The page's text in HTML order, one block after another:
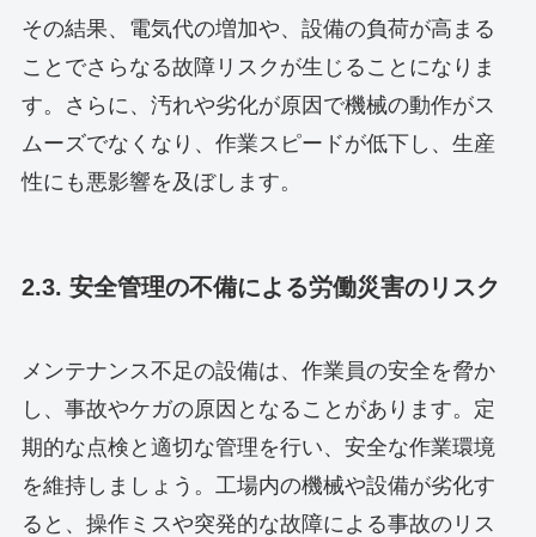
その結果、電気代の増加や、設備の負荷が高まる
ことでさらなる故障リスクが生じることになりま
す。さらに、汚れや劣化が原因で機械の動作がス
ムーズでなくなり、作業スピードが低下し、生産
性にも悪影響を及ぼします。
2.3. 安全管理の不備による労働災害のリスク
メンテナンス不足の設備は、作業員の安全を脅か
し、事故やケガの原因となることがあります。定
期的な点検と適切な管理を行い、安全な作業環境
を維持しましょう。工場内の機械や設備が劣化す
ると、操作ミスや突発的な故障による事故のリス